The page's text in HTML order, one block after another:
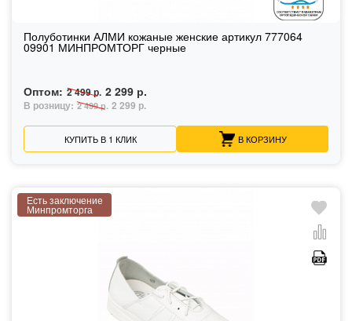
Полуботинки АЛМИ кожаные женские артикул 777064
09901 МИНПРОМТОРГ черные
Оптом: 2 499 р. 2 299 р.
В розницу: 2 499 р. 2 299 р.
КУПИТЬ В 1 КЛИК В КОРЗИНУ
Есть заключение
Минпромторга